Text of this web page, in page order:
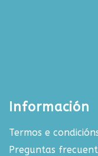
Información
Termos e
Preguntas